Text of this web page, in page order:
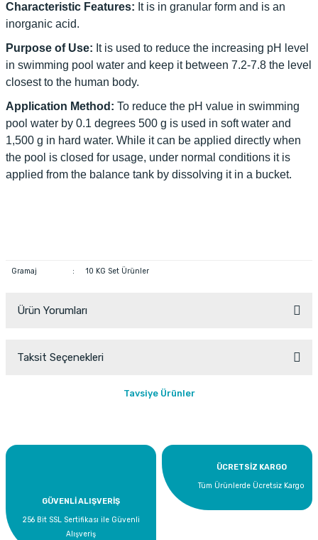
Characteristic Features: It is in granular form and is an
inorganic acid.
Purpose of Use: It is used to reduce the increasing pH level
in swimming pool water and keep it between 7.2-7.8 the level
closest to the human body.
Application Method: To reduce the pH value in swimming
pool water by 0.1 degrees 500 g is used in soft water and
1,500 g in hard water. While it can be applied directly when
the pool is closed for usage, under normal conditions it is
applied from the balance tank by dissolving it in a bucket.
Gramaj : 10 KG Set Ürünler
Ürün Yorumları
Taksit Seçenekleri
Tavsiye Ürünler
GÜVENLİ ALIŞVERİŞ
256 Bit SSL Sertifikası ile Güvenli
Alışveriş
ÜCRETSİZ KARGO
Tüm Ürünlerde Ücretsiz Kargo